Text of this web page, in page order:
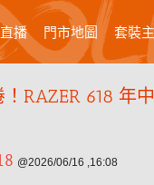
播 門市地圖 套裝
RAZER 618 年
@2026/06/16 ,16:08